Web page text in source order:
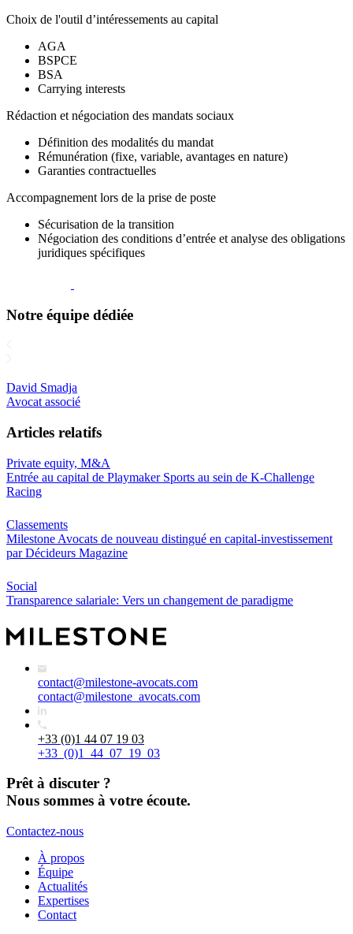
Choix de l'outil d’intéressements au capital
AGA
BSPCE
BSA
Carrying interests
Rédaction et négociation des mandats sociaux
Définition des modalités du mandat
Rémunération (fixe, variable, avantages en nature)
Garanties contractuelles
Accompagnement lors de la prise de poste
Sécurisation de la transition
Négociation des conditions d’entrée et analyse des obligations
juridiques spécifiques
Notre équipe dédiée
David Smadja
Avocat associé
Articles relatifs
Private equity, M&A
Entrée au capital de Playmaker Sports au sein de K-Challenge
Racing
Classements
Milestone Avocats de nouveau distingué en capital-investissement
par Décideurs Magazine
Social
Transparence salariale: Vers un changement de paradigme
contact@milestone-avocats.com
contact@milestone_avocats.com
+33 (0)1 44 07 19 03
+33_(0)1_44_07_19_03
Prêt à discuter ?
Nous sommes à votre écoute.
Contactez-nous
À propos
Équipe
Actualités
Expertises
Contact